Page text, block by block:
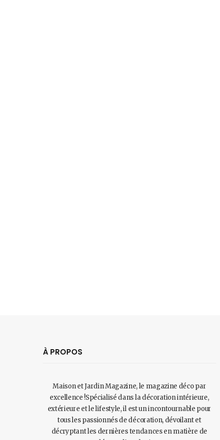
À PROPOS
Maison et Jardin Magazine, le magazine déco par
excellence !Spécialisé dans la décoration intérieure,
extérieure et le lifestyle, il est un incontournable pour
tous les passionnés de décoration, dévoilant et
décryptant les dernières tendances en matière de